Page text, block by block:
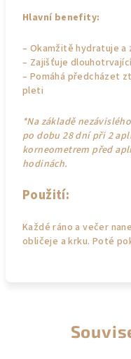
Hlavní benefity:
– Okamžitě hydratuje a
– Zajišťuje
– Pomáhá předcházet
pleti
*Na základě
po dobu 28 dní při 2
korneometrem před
hodinách.
Použití:
Každé ráno a večer
obličeje a krku. Poté